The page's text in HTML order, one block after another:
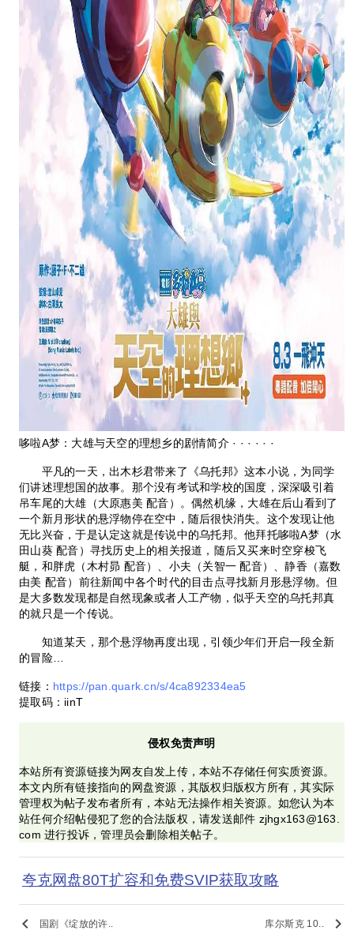
哆啦A梦：大雄与天空的理想乡的剧情简介 · · · · · ·
平凡的一天，出木杉君带来了《乌托邦》这本小说，为同学
们讲述理想国的故事。那个没有考试和学校的国度，深深吸引着
吊车尾的大雄（大原惠美 配音）。偶然机缘，大雄在后山看到了
一个新月形状的悬浮物停在空中，随后很快消失。这个发现让他
无比兴奋，于是认定这就是传说中的乌托邦。他拜托哆啦A梦（水
田山葵 配音）寻找历史上的相关报道，随后又买来时空穿梭飞
艇，和胖虎（木村昴 配音）、小夫（关智一 配音）、静香（嘉数
由美 配音）前往新闻中各个时代的目击点寻找新月形悬浮物。但
是大多数发现都是自然现象或者人工产物，似乎天空的乌托邦真
的就只是一个传说。
知道某天，那个悬浮物再度出现，引领少年们开启一段全新
的冒险…
链接： https://pan.quark.cn/s/4ca892334ea5
提取码：iinT
侵权免责声明
本站所有资源链接为网友自发上传，本站不存储任何实质资源。
本文内所有链接指向的网盘资源，其版权归版权方所有，其实际
管理权为帖子发布者所有，本站无法操作相关资源。如您认为本
站任何介绍帖侵犯了您的合法版权，请发送邮件 zjhgx163@163.
com 进行投诉，管理员会删除相关帖子。
夸克网盘80T扩容和免费SVIP获取攻略
keyboard_arrow_left 国剧《绽放的许.. 库尔斯克 10.. keyboard_arrow_right